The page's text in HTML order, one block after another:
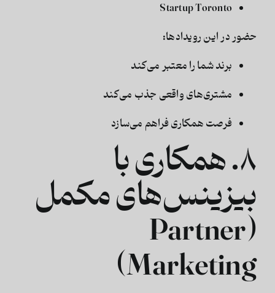
Startup Toronto
حضور در این رویدادها:
برند شما را معتبر می‌کند
مشتری‌های واقعی جذب می‌کند
فرصت همکاری فراهم می‌سازد
۸. همکاری با
بیزینس‌های مکمل
(Partner
Marketing)